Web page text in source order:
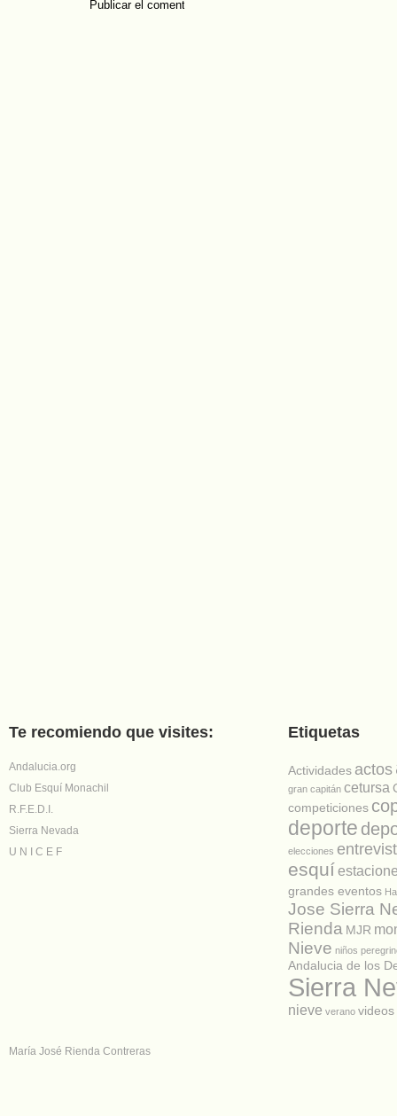
Te recomiendo que visites:
Andalucia.org
Club Esquí Monachil
R.F.E.D.I.
Sierra Nevada
U N I C E F
Etiquetas
Actividades actos
gran capitán cetursa
competiciones
deporte
elecciones
esquí
grandes eventos
Jose Sierra
Rienda MJR
Nieve niños
Andalucia de los
Sierra
nieve verano videos
María José Rienda Contreras